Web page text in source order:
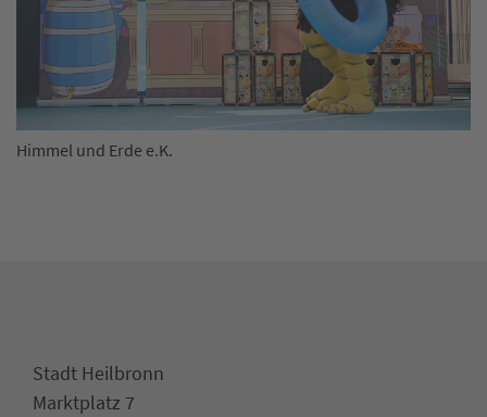
Himmel und Erde e.K.
Stadt Heilbronn
Marktplatz 7